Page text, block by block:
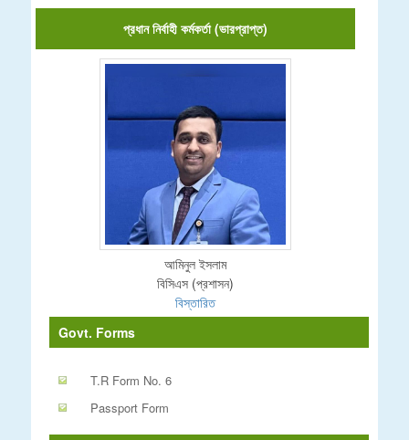
প্রধান নির্বাহী কর্মকর্তা (ভারপ্রাপ্ত)
আমিনুল ইসলাম
বিসিএস (প্রশাসন)
বিস্তারিত
Govt. Forms
T.R Form No. 6
Passport Form